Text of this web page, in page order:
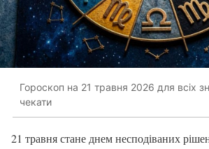
Гороскоп на 21 травня 2026 для всіх
чекати
21 травня стане днем несподіваних